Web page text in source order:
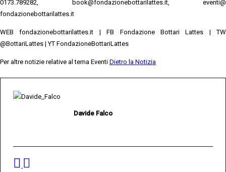
0173.789282, book@fondazionebottarilattes.it, eventi@
fondazionebottarilattes.it
WEB fondazionebottarilattes.it | FB Fondazione Bottari Lattes | TW
@BottariLattes | YT FondazioneBottariLattes
Per altre notizie relative al tema Eventi Dietro la Notizia
Davide Falco